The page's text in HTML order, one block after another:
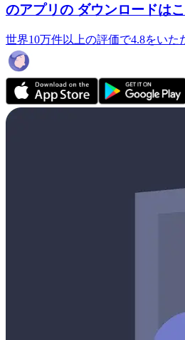
のアプリの ダウンロードは
世界10万件以上の評価で4.8をいた